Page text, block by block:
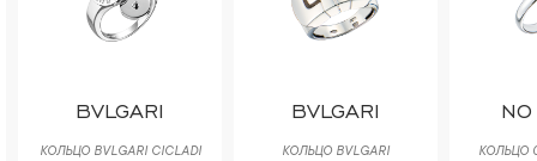
BVLGARI
КОЛЬЦО BVLGARI CICLADI
BVLGARI
КОЛЬЦО BVLGARI
КОЛЬЦО